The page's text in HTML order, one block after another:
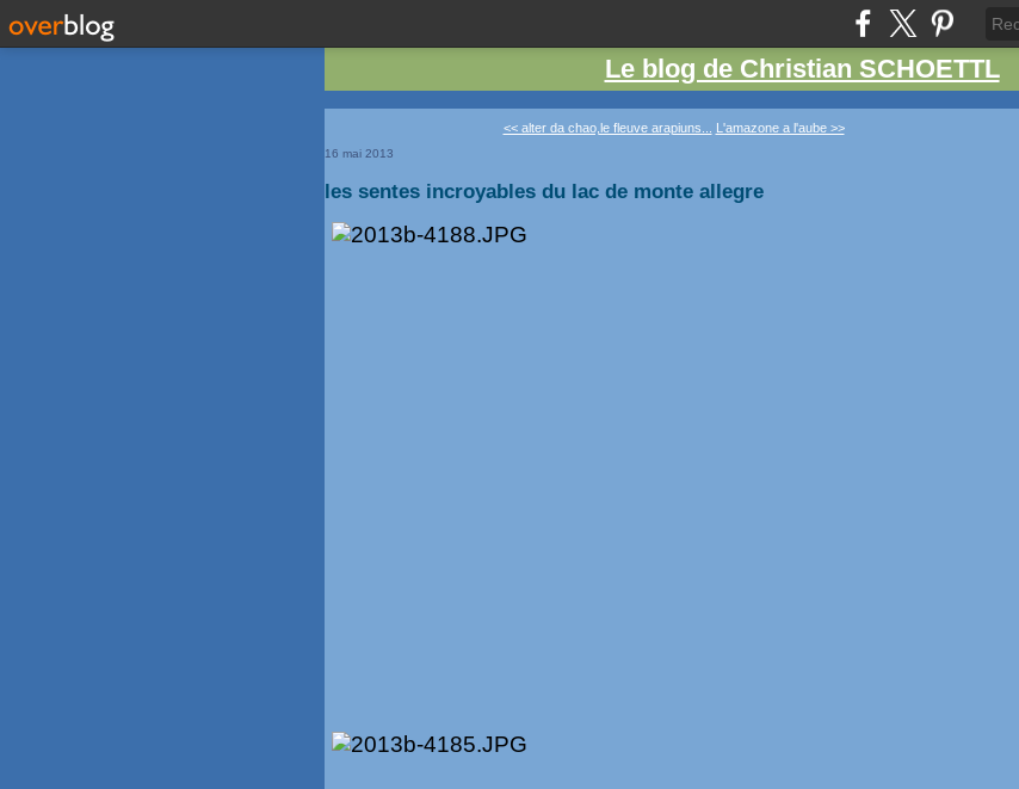
Le blog de Christian SCHOETTL
<< alter da chao,le fleuve arapiuns... L'amazone a l'aube >>
16 mai 2013
les sentes incroyables du lac de monte allegre